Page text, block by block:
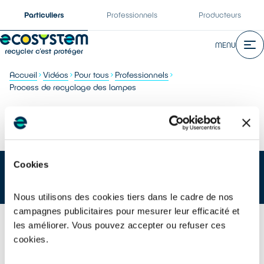
Cookies
Nous utilisons des cookies tiers dans le cadre de nos
campagnes publicitaires pour mesurer leur efficacité et
les améliorer. Vous pouvez accepter ou refuser ces
cookies.
Particuliers Professionnels Producteurs
MENU
Accueil Vidéos Pour tous
Professionnels
Process de recyclage des lampes
Process de recyclage des lampes